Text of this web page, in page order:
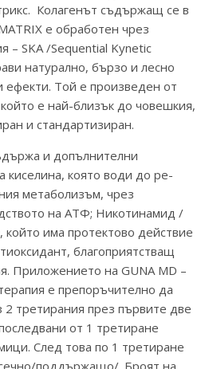
Колагенът съдържащ се в
е обработен чрез
– SKA /Sequential Kynetic
натурално, бързо и лесно
ефекти. Той е произведен от
който е най-близък до човешкия,
и стандартизиран.
и допълнителни
киселина, която води до ре-
метаболизъм, чрез
на АТФ; Никотинамид /
който има протектово действие
благоприятстващ
Приложението на GUNA MD –
е препоръчително да
третирания през първите две
от 1 третиране
След това по 1 третиране